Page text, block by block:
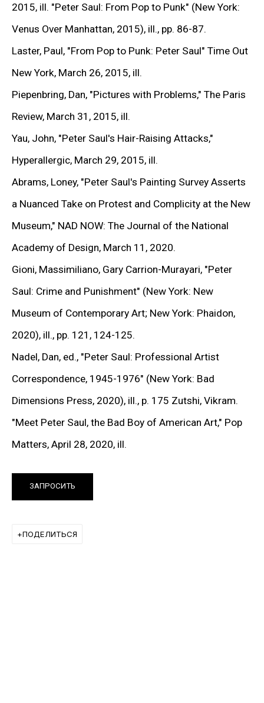
произведение частью масштабного
художественного комментария к культуре своего
времени.
УЗНАТЬ БОЛЬШЕ >
(View more details about this item in a popup).
Installation view from
at Gary Tatintsian Gallery, 22 Apr—27 Sep 2016
ВЫСТАВКИ
2015, ill. "Peter Saul: From Pop to Punk" (New York:
Venus Over Manhattan, 2015), ill., pp. 86-87.
Laster, Paul, "From Pop to Punk: Peter Saul" Time Out
New York, March 26, 2015, ill.
Piepenbring, Dan, "Pictures with Problems," The Paris
Review, March 31, 2015, ill.
Yau, John, "Peter Saul's Hair-Raising Attacks,"
Hyperallergic, March 29, 2015, ill.
Abrams, Loney, "Peter Saul's Painting Survey Asserts
a Nuanced Take on Protest and Complicity at the New
Museum," NAD NOW: The Journal of the National
Academy of Design, March 11, 2020.
Gioni, Massimiliano, Gary Carrion-Murayari, "Peter
Saul: Crime and Punishment" (New York: New
Museum of Contemporary Art; New York: Phaidon,
2020), ill., pp. 121, 124-125.
Nadel, Dan, ed., "Peter Saul: Professional Artist
Correspondence, 1945-1976" (New York: Bad
Dimensions Press, 2020), ill., p. 175 Zutshi, Vikram.
"Meet Peter Saul, the Bad Boy of American Art," Pop
Matters, April 28, 2020, ill.
ЗАПРОСИТЬ
ПОДЕЛИТЬСЯ